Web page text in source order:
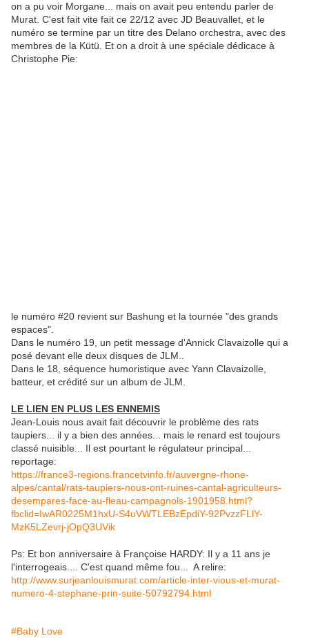
on a pu voir Morgane... mais on avait peu entendu parler de
Murat. C'est fait vite fait ce 22/12 avec JD Beauvallet, et le
numéro se termine par un titre des Delano orchestra, avec des
membres de la Kütü. Et on a droit à une spéciale dédicace à
Christophe Pie:
le numéro #20 revient sur Bashung et la tournée "des grands
espaces".
Dans le numéro 19, un petit message d'Annick Clavaizolle qui a
posé devant elle deux disques de JLM..
Dans le 18, séquence humoristique avec Yann Clavaizolle,
batteur, et crédité sur un album de JLM.
LE LIEN EN PLUS LES ENNEMIS
Jean-Louis nous avait fait découvrir le problème des rats
taupiers... il y a bien des années... mais le renard est toujours
classé nuisible... Il est pourtant le régulateur principal...
reportage:
https://france3-regions.francetvinfo.fr/auvergne-rhone-
alpes/cantal/rats-taupiers-nous-ont-ruines-cantal-agriculteurs-
desempares-face-au-fleau-campagnols-1901958.html?
fbclid=IwAR0225M1hxU-S4uVWTLEBzEpdiY-92PvzzFLlY-
MzK5LZevrj-jOpQ3UVik
Ps: Et bon anniversaire à Françoise HARDY: Il y a 11 ans je
l'interrogeais.... C'est quand même fou... A relire:
http://www.surjeanlouismurat.com/article-inter-vious-et-murat-
numero-4-stephane-prin-suite-50792794.html
#Baby Love